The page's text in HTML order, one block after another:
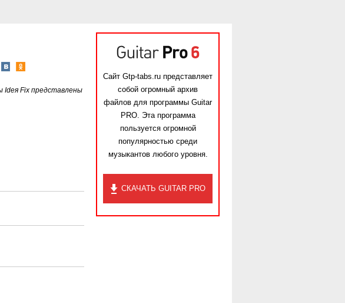
Ideя Fix представлены
Сайт Gtp-tabs.ru представляет
собой огромный архив
файлов для программы Guitar
PRO. Эта программа
пользуется огромной
популярностью среди
музыкантов любого уровня.
СКАЧАТЬ GUITAR PRO